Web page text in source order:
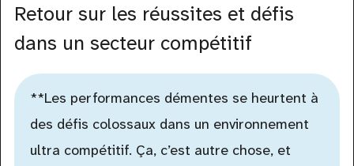
Retour sur les réussites et défis
dans un secteur compétitif
**Les performances démentes se heurtent à
des défis colossaux dans un environnement
ultra compétitif. Ça, c’est autre chose, et